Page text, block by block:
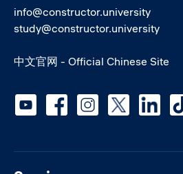
info@constructor.university
study@constructor.university
中文官网 - Official Chinese Site
Social media